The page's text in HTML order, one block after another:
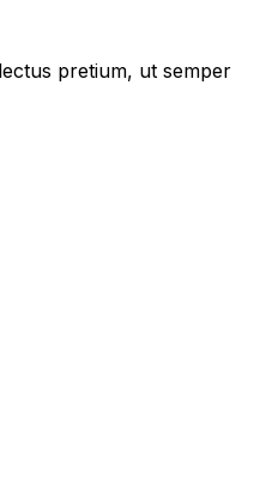
pretium, ut semper